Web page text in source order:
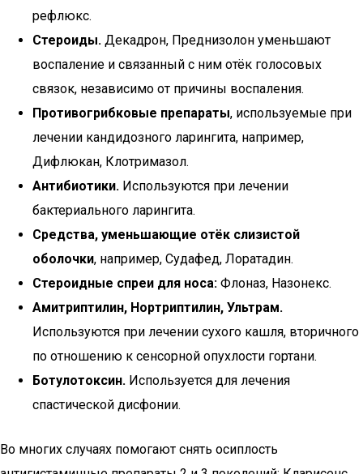
рефлюкс.
Стероиды. Декадрон, Преднизолон уменьшают
воспаление и связанный с ним отёк голосовых
связок, независимо от причины воспаления.
Противогрибковые препараты, используемые при
лечении кандидозного ларингита, например,
Дифлюкан, Клотримазол.
Антибиотики. Используются при лечении
бактериального ларингита.
Средства, уменьшающие отёк слизистой
оболочки, например, Судафед, Лоратадин.
Стероидные спреи для носа: Флоназ, Назонекс.
Амитриптилин, Нортриптилин, Ультрам.
Используются при лечении сухого кашля, вторичного
по отношению к сенсорной опухлости гортани.
Ботулотоксин. Используется для лечения
спастической дисфонии.
Во многих случаях помогают снять осиплость